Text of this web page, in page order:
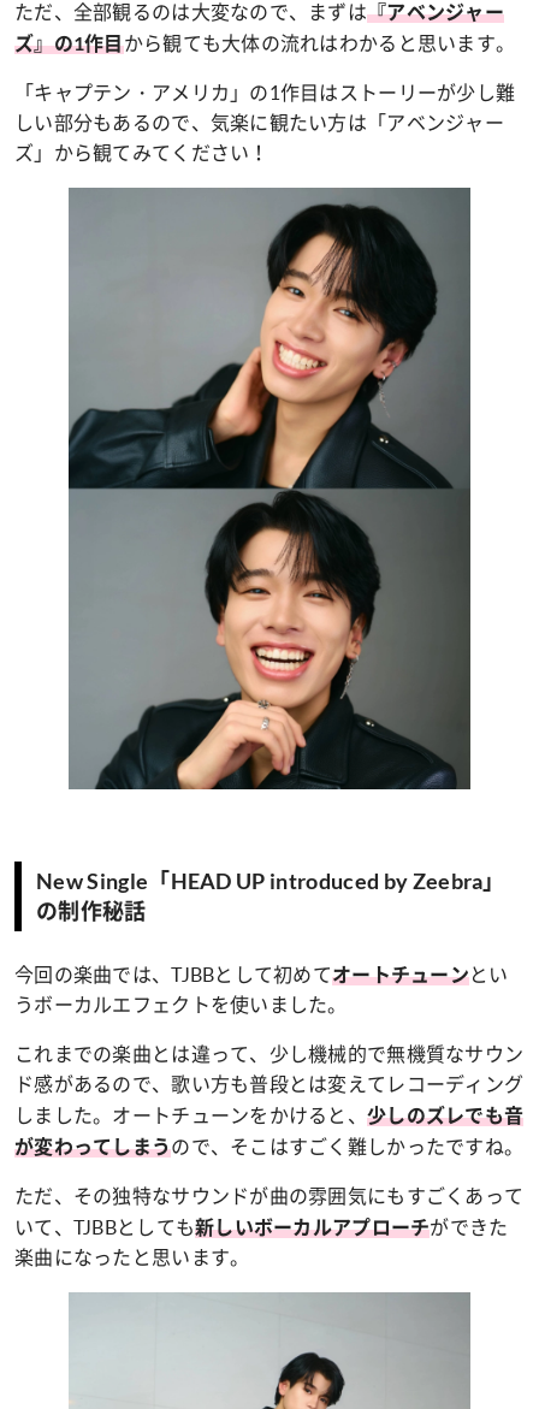
ただ、全部観るのは大変なので、まずは『アベンジャー
ズ』の1作目から観ても大体の流れはわかると思います。
「キャプテン・アメリカ」の1作目はストーリーが少し難
しい部分もあるので、気楽に観たい方は「アベンジャー
ズ」から観てみてください！
New Single「HEAD UP introduced by Zeebra」
の制作秘話
今回の楽曲では、TJBBとして初めてオートチューンとい
うボーカルエフェクトを使いました。
これまでの楽曲とは違って、少し機械的で無機質なサウン
ド感があるので、歌い方も普段とは変えてレコーディング
しました。オートチューンをかけると、少しのズレでも音
が変わってしまうので、そこはすごく難しかったですね。
ただ、その独特なサウンドが曲の雰囲気にもすごくあって
いて、TJBBとしても新しいボーカルアプローチができた
楽曲になったと思います。